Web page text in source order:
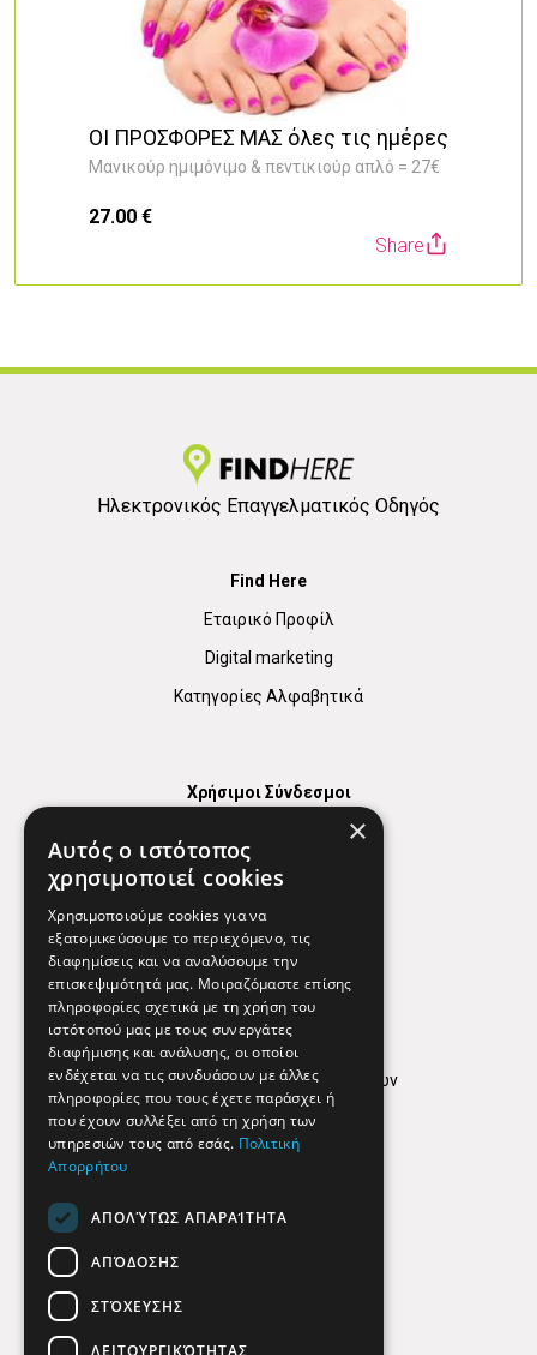
ΟΙ ΠΡΟΣΦΟΡΕΣ ΜΑΣ όλες τις ημέρες
Μανικούρ ημιμόνιμο & πεντικιούρ απλό = 27€
27.00 €
Share
Ηλεκτρονικός Επαγγελματικός Οδηγός
Find Here
Εταιρικό Προφίλ
Digital marketing
Κατηγορίες Αλφαβητικά
Χρήσιμοι Σύνδεσμοι
Χρήσιμα Τηλέφωνα
Εφημερεύοντα Φαρμακεία
Απόρρητο
Όροι Χρήσης
Πολιτική προστασίας δεδομένων
Findhere
Social Media
×
Αυτός ο ιστότοπος
χρησιμοποιεί cookies
Χρησιμοποιούμε cookies για να
εξατομικεύσουμε το περιεχόμενο, τις
διαφημίσεις και να αναλύσουμε την
επισκεψιμότητά μας. Μοιραζόμαστε επίσης
πληροφορίες σχετικά με τη χρήση του
ιστότοπού μας με τους συνεργάτες
διαφήμισης και ανάλυσης, οι οποίοι
ενδέχεται να τις συνδυάσουν με άλλες
πληροφορίες που τους έχετε παράσχει ή
που έχουν συλλέξει από τη χρήση των
υπηρεσιών τους από εσάς. Πολιτική
Απορρήτου
ΑΠΟΛΎΤΩΣ ΑΠΑΡΑΊΤΗΤΑ
ΑΠΌΔΟΣΗΣ
ΣΤΌΧΕΥΣΗΣ
ΛΕΙΤΟΥΡΓΙΚΌΤΗΤΑΣ